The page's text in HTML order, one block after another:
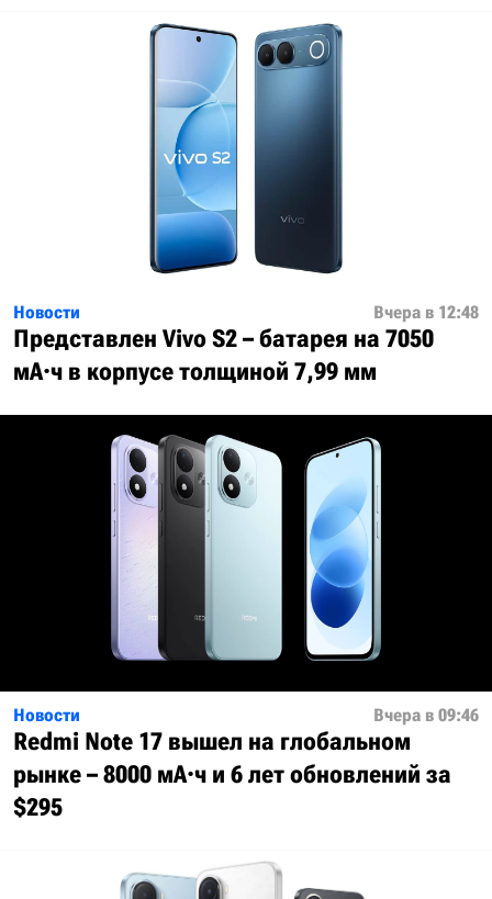
Новости Вчера в 12:48
Представлен Vivo S2 – батарея на 7050
мА·ч в корпусе толщиной 7,99 мм
Новости Вчера в 09:46
Redmi Note 17 вышел на глобальном
рынке – 8000 мА·ч и 6 лет обновлений за
$295